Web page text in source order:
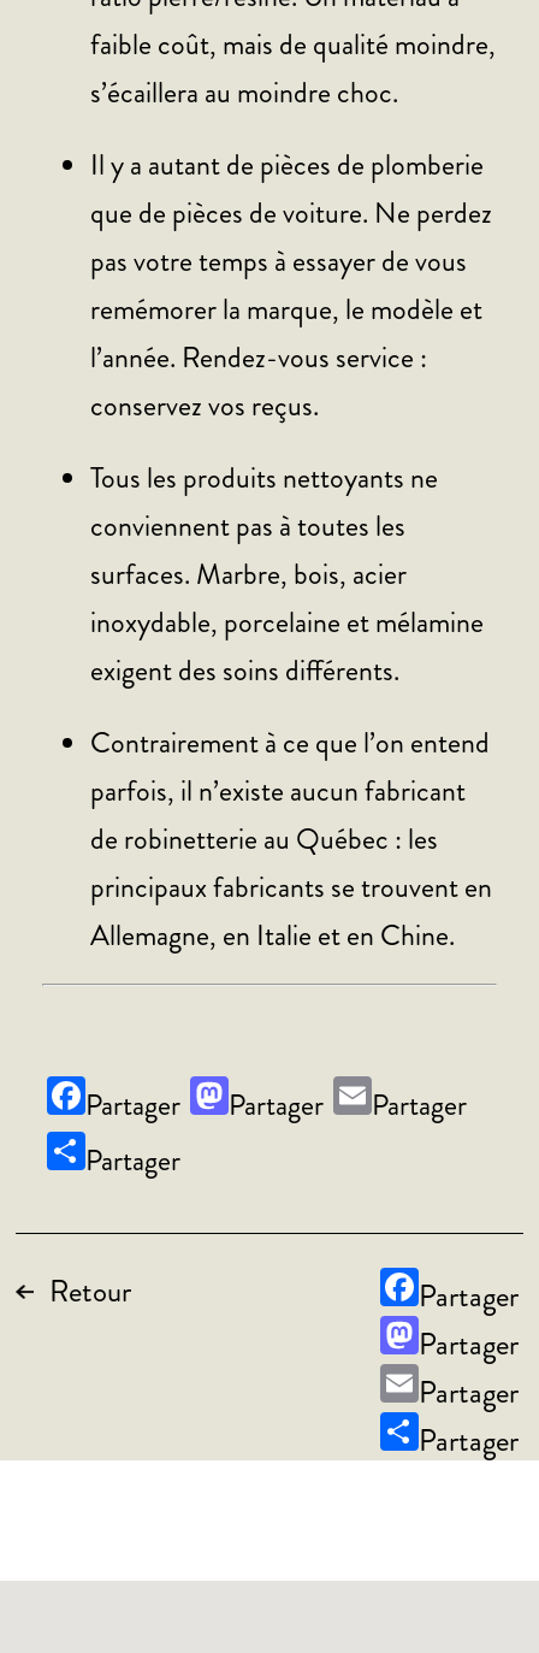
faible coût, mais de qualité moindre,
s’écaillera au moindre choc.
Il y a autant de pièces de plomberie
que de pièces de voiture. Ne perdez
pas votre temps à essayer de vous
remémorer la marque, le modèle et
l’année. Rendez-vous service :
conservez vos reçus.
Tous les produits nettoyants ne
conviennent pas à toutes les
surfaces. Marbre, bois, acier
inoxydable, porcelaine et mélamine
exigent des soins différents.
Contrairement à ce que l’on entend
parfois, il n’existe aucun fabricant
de robinetterie au Québec : les
principaux fabricants se trouvent en
Allemagne, en Italie et en Chine.
Facebook Mastodon
Email
Share
Retour
Facebook
Mastodon
Email
Share